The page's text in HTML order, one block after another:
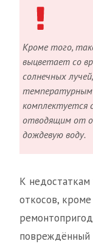
Кроме того,
выцветает со
солнечных
температурным
комплектуется
отводящим от
дождевую воду.
К недостаткам
откосов,
повреждённый